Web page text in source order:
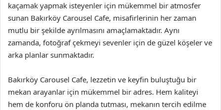
kaçamak yapmak isteyenler için mükemmel bir atmosfer
sunan Bakırköy Carousel Cafe, misafirlerinin her zaman
mutlu bir şekilde ayrılmasını amaçlamaktadır. Aynı
zamanda, fotoğraf çekmeyi sevenler için de güzel köşeler ve
arka planlar sunmaktadır.
Bakırköy Carousel Cafe, lezzetin ve keyfin buluştuğu bir
mekan arayanlar için mükemmel bir adres. Hem kaliteyi
hem de konforu ön planda tutması, mekanın tercih edilme